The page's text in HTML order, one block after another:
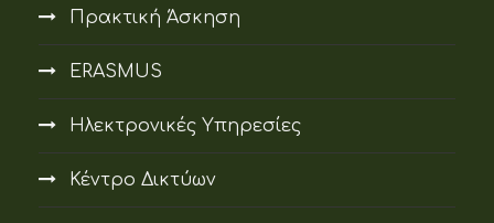
Πρακτική Άσκηση
ERASMUS
Ηλεκτρονικές Υπηρεσίες
Κέντρο Δικτύων